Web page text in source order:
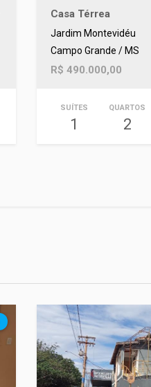
Casa Térrea
Jardim Montevidéu
Campo Grande / MS
R$ 490.000,00
SUÍTES
1
QUARTOS
2